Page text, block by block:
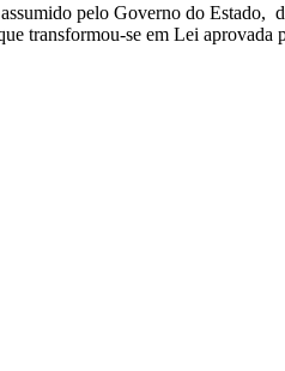
pelo Governo do Estado,
transformou-se em Lei